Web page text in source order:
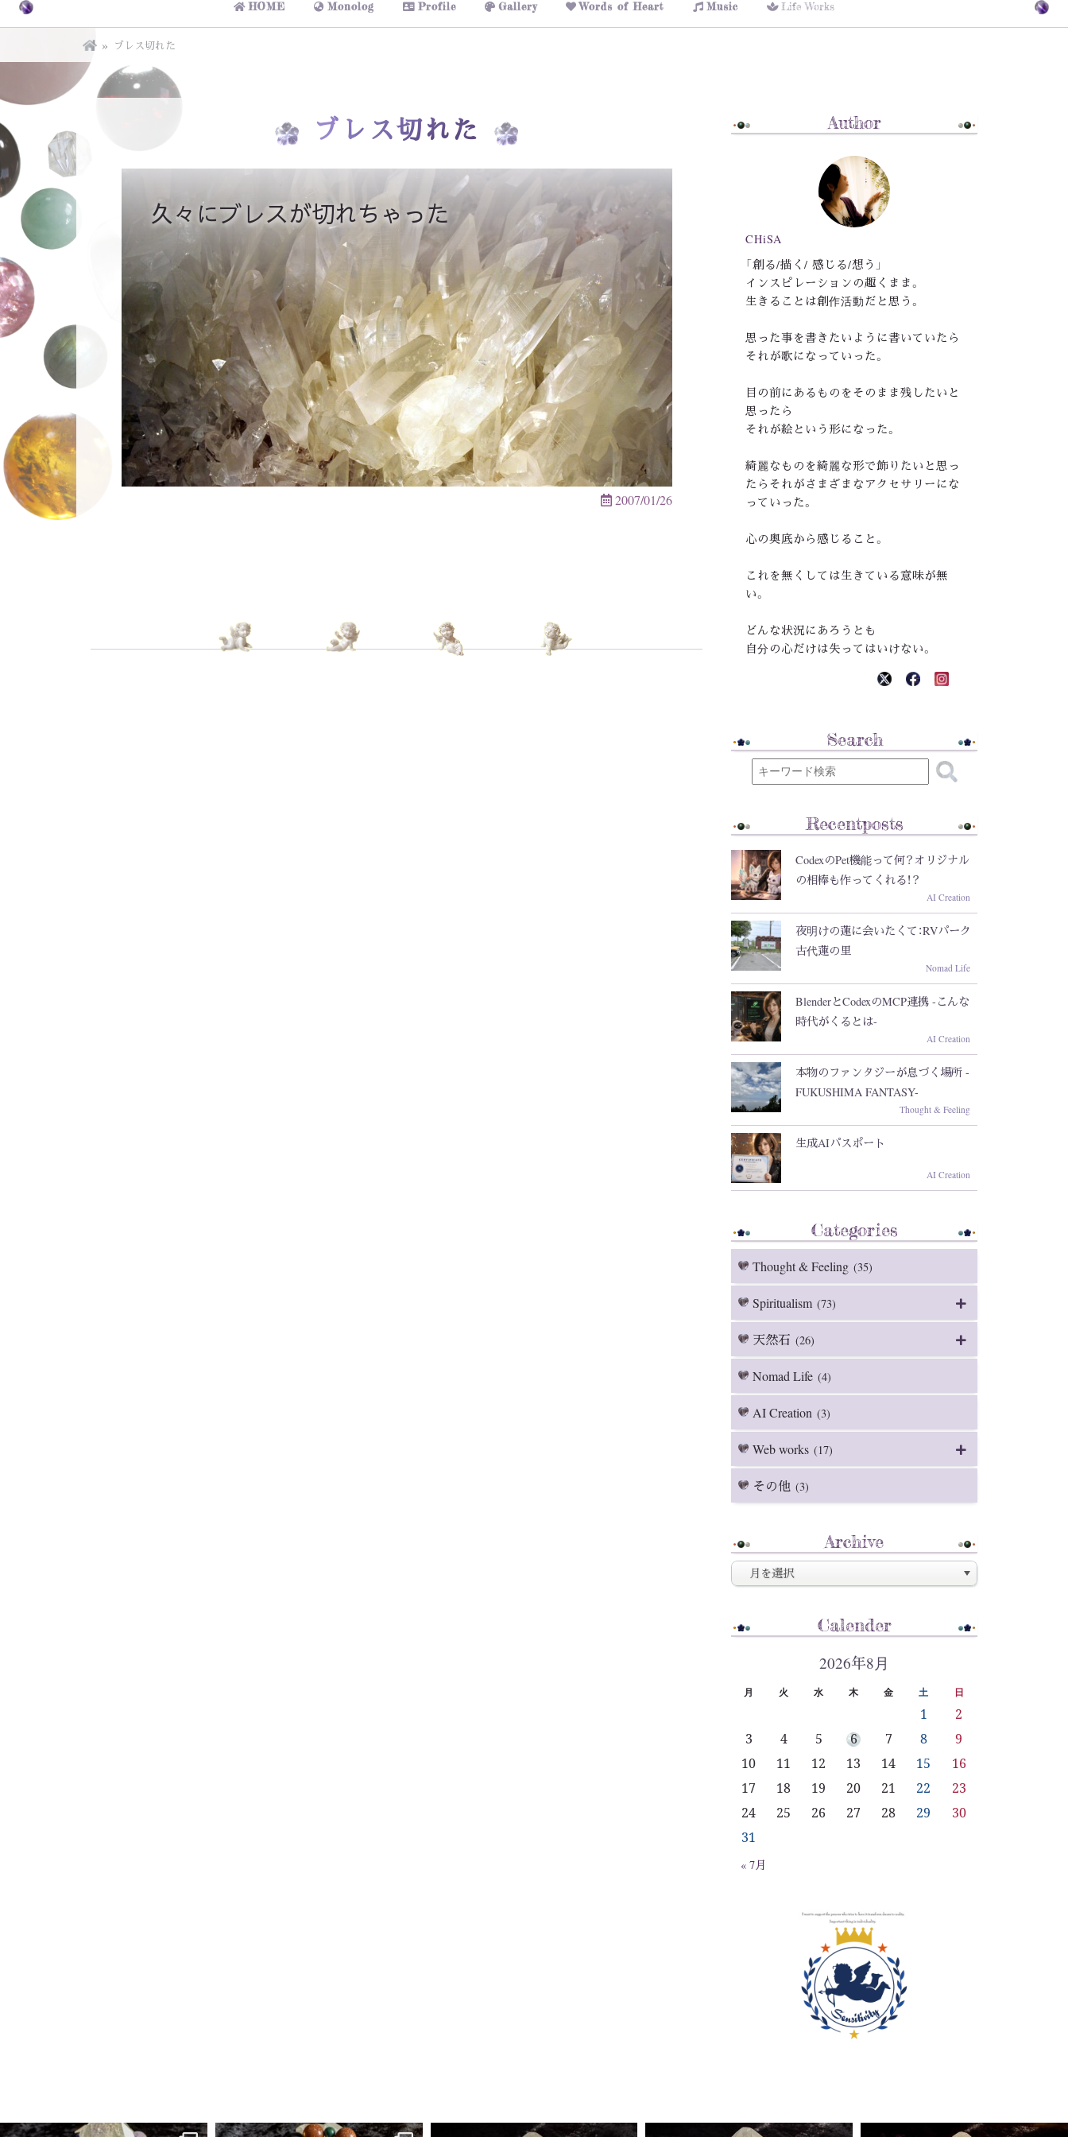
HOME Monolog Profile Gallery Words of Heart Music Life Works
ブレス切れた
ブレス切れた
久々にブレスが切れちゃった
2007/01/26
Author
CHiSA
「創る/描く/ 感じる/想う」
インスピレーションの趣くまま。
生きることは創作活動だと思う。
思った事を書きたいように書いていたら
それが歌になっていった。
目の前にあるものをそのまま残したいと
思ったら
それが絵という形になった。
綺麗なものを綺麗な形で飾りたいと思っ
たらそれがさまざまなアクセサリーにな
っていった。
心の奥底から感じること。
これを無くしては生きている意味が無
い。
どんな状況にあろうとも
自分の心だけは失ってはいけない。
Search
Recentposts
CodexのPet機能って何？オリジナル
の相棒も作ってくれる！？
AI Creation
夜明けの蓮に会いたくて：RVパーク
古代蓮の里
Nomad Life
BlenderとCodexのMCP連携 -こんな
時代がくるとは-
AI Creation
本物のファンタジーが息づく場所 -
FUKUSHIMA FANTASY-
Thought & Feeling
生成AIパスポート
AI Creation
Categories
Thought & Feeling (35)
Spiritualism (73)
天然石 (26)
Nomad Life (4)
AI Creation (3)
Web works (17)
その他 (3)
Archive
Calender
2026年8月
月 火 水 木 金 土 日
1
2
3
4 5 6 7 8
9
10
11 12 13 14 15
16
17
18 19 20 21 22
23
24
25 26 27 28 29
30
31
« 7月